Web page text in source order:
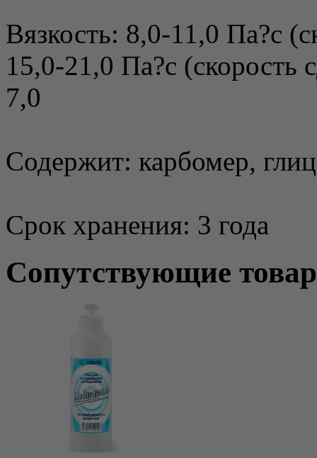
Вязкость: 8,0-11,0 Па?c
15,0-21,0 Па?с (скорость
7,0
Содержит: карбомер,
Срок хранения: 3 года
Сопутствующие